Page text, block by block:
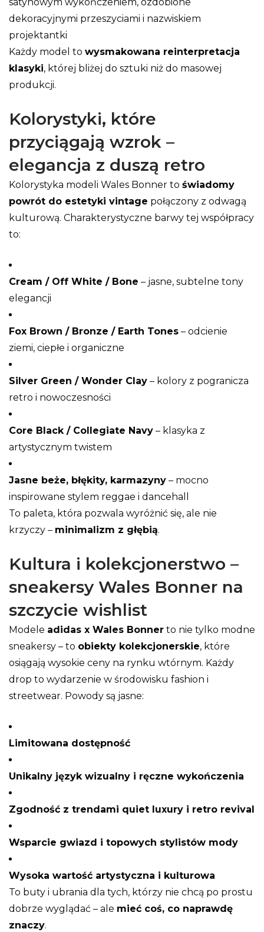
dekoracyjnymi przeszyciami i nazwiskiem
projektantki
Każdy model to wysmakowana reinterpretacja
klasyki, której bliżej do sztuki niż do masowej
produkcji.
Kolorystyki, które
przyciągają wzrok –
elegancja z duszą retro
Kolorystyka modeli Wales Bonner to świadomy
powrót do estetyki vintage połączony z odwagą
kulturową. Charakterystyczne barwy tej współpracy
to:
Cream / Off White / Bone – jasne, subtelne tony
elegancji
Fox Brown / Bronze / Earth Tones – odcienie
ziemi, ciepłe i organiczne
Silver Green / Wonder Clay – kolory z pogranicza
retro i nowoczesności
Core Black / Collegiate Navy – klasyka z
artystycznym twistem
Jasne beże, błękity, karmazyny – mocno
inspirowane stylem reggae i dancehall
To paleta, która pozwala wyróżnić się, ale nie
krzyczy – minimalizm z głębią.
Kultura i kolekcjonerstwo –
sneakersy Wales Bonner na
szczycie wishlist
Modele adidas x Wales Bonner to nie tylko modne
sneakersy – to obiekty kolekcjonerskie, które
osiągają wysokie ceny na rynku wtórnym. Każdy
drop to wydarzenie w środowisku fashion i
streetwear. Powody są jasne:
Limitowana dostępność
Unikalny język wizualny i ręczne wykończenia
Zgodność z trendami quiet luxury i retro revival
Wsparcie gwiazd i topowych stylistów mody
Wysoka wartość artystyczna i kulturowa
To buty i ubrania dla tych, którzy nie chcą po prostu
dobrze wyglądać – ale mieć coś, co naprawdę
znaczy.